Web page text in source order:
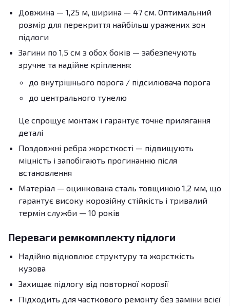
Довжина — 1,25 м, ширина — 47 см. Оптимальний
розмір для перекриття найбільш уражених зон
підлоги
Загини по 1,5 см з обох боків — забезпечують
зручне та надійне кріплення:
до внутрішнього порога / підсилювача порога
до центрального тунелю
Це спрощує монтаж і гарантує точне прилягання
деталі
Поздовжні ребра жорсткості — підвищують
міцність і запобігають прогинанню після
встановлення
Матеріал — оцинкована сталь товщиною 1,2 мм, що
гарантує високу корозійну стійкість і тривалий
термін служби — 10 років
Переваги ремкомплекту підлоги
Надійно відновлює структуру та жорсткість
кузова
Захищає підлогу від повторної корозії
Підходить для часткового ремонту без заміни всієї